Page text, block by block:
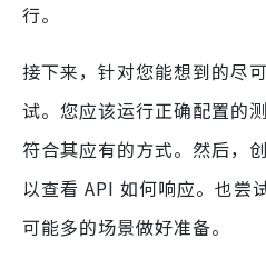
行。
接下来，针对您能想到的尽
试。您应该运行正确配置的
符合其应有的方式。然后，
以查看 API 如何响应。也尝
可能多的场景做好准备。